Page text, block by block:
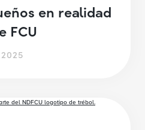
en realidad
FCU